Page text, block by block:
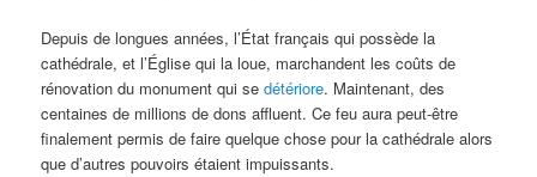
Depuis de longues années, l’État français qui possède la
cathédrale, et l’Église qui la loue, marchandent les coûts de
rénovation du monument qui sedétériore. Maintenant, des
centaines de millions de dons affluent. Ce feu aura peut-être
finalement permis de faire quelque chose pour la cathédrale alors
que d’autres pouvoirs étaient impuissants.